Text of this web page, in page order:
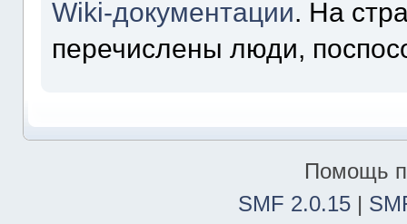
Wiki-документации. На
перечислены люди,
Помощь
SMF 2.0.15 |